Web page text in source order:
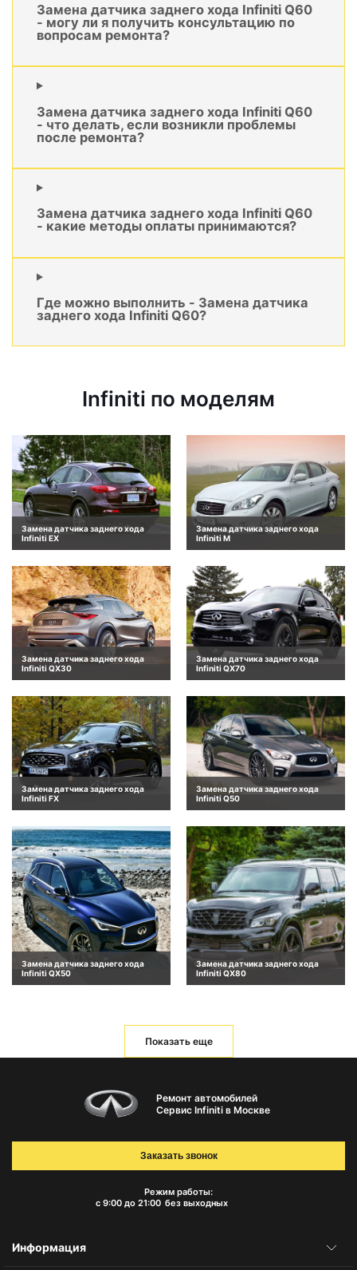
Замена датчика заднего хода Infiniti Q60
- могу ли я получить консультацию по
вопросам ремонта?
Замена датчика заднего хода Infiniti Q60
- что делать, если возникли проблемы
после ремонта?
Замена датчика заднего хода Infiniti Q60
- какие методы оплаты принимаются?
Где можно выполнить - Замена датчика
заднего хода Infiniti Q60?
Infiniti по моделям
Замена датчика заднего хода
Infiniti EX
Замена датчика заднего хода
Infiniti M
Замена датчика заднего хода
Infiniti QX30
Замена датчика заднего хода
Infiniti QX70
Замена датчика заднего хода
Infiniti FX
Замена датчика заднего хода
Infiniti Q50
Замена датчика заднего хода
Infiniti QX50
Замена датчика заднего хода
Infiniti QX80
Показать еще
Ремонт автомобилей
Сервис Infiniti в Москве
Режим работы:
с 9:00 до 21:00 без выходных
Заказать звонок
Информация